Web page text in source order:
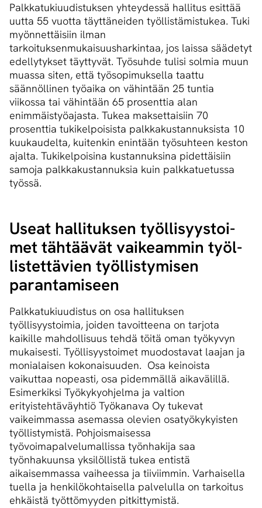
Palkkatukiuudistuksen yhteydessä hallitus esittää
uutta 55 vuotta täyttäneiden työllistämistukea. Tuki
myönnettäisiin ilman
tarkoituksenmukaisuusharkintaa, jos laissa säädetyt
edellytykset täyttyvät. Työsuhde tulisi solmia muun
muassa siten, että työsopimuksella taattu
säännöllinen työaika on vähintään 25 tuntia
viikossa tai vähintään 65 prosenttia alan
enimmäistyöajasta. Tukea maksettaisiin 70
prosenttia tukikelpoisista palkkakustannuksista 10
kuukaudelta, kuitenkin enintään työsuhteen keston
ajalta. Tukikelpoisina kustannuksina pidettäisiin
samoja palkkakustannuksia kuin palkkatuetussa
työssä.
Useat hallituksen työl­li­syys­toi­
met tähtäävät vaikeammin työl­
lis­tet­tä­vien työllistymisen
parantamiseen
Palkkatukiuudistus on osa hallituksen
työllisyystoimia, joiden tavoitteena on tarjota
kaikille mahdollisuus tehdä töitä oman työkyvyn
mukaisesti. Työllisyystoimet muodostavat laajan ja
monialaisen kokonaisuuden. Osa keinoista
vaikuttaa nopeasti, osa pidemmällä aikavälillä.
Esimerkiksi Työkykyohjelma ja valtion
erityistehtäväyhtiö Työkanava Oy tukevat
vaikeimmassa asemassa olevien osatyökykyisten
työllistymistä. Pohjoismaisessa
työvoimapalvelumallissa työnhakija saa
työnhakuunsa yksilöllistä tukea entistä
aikaisemmassa vaiheessa ja tiiviimmin. Varhaisella
tuella ja henkilökohtaisella palvelulla on tarkoitus
ehkäistä työttömyyden pitkittymistä.